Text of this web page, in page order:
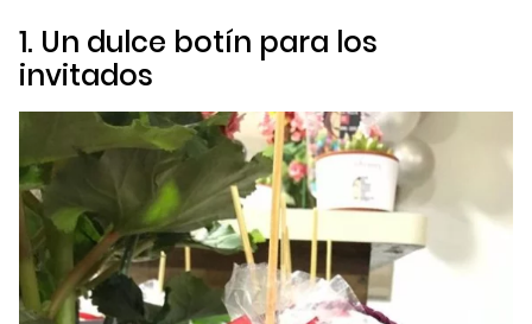
1. Un dulce botín para los
invitados